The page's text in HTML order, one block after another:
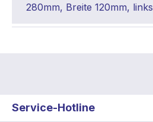
280mm, Breite 120mm, links
Service-Hotline